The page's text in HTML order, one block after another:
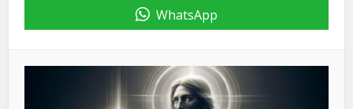
WhatsApp